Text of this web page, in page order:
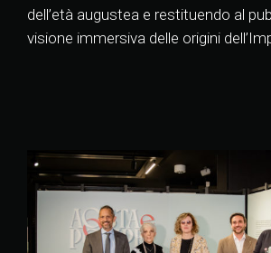
dell’età augustea e restituendo al
visione immersiva delle origini